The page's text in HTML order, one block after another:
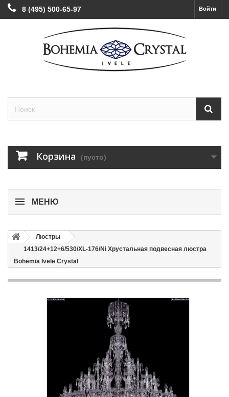
Войти
8 (495) 500-65-97
Корзина (пусто)
МЕНЮ
Люстры
1413/24+12+6/530/XL-176/Ni Хрустальная подвесная люстра
Bohemia Ivele Crystal